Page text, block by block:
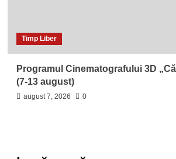
Timp Liber
Programul Cinematografului 3D
(7-13 august)
august 7, 2026 0